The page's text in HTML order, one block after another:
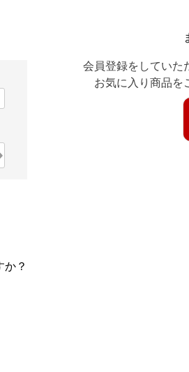
？
会員登録をしていた
お気に入り商品を